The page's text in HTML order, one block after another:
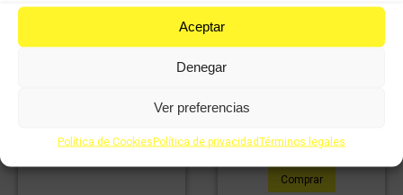
Aceptar
Denegar
Ver preferencias
Política de CookiesPolítica de privacidadTérminos legales
Tapa KAWASAKI z-650
Comprar
incluido
incluido
Comprar